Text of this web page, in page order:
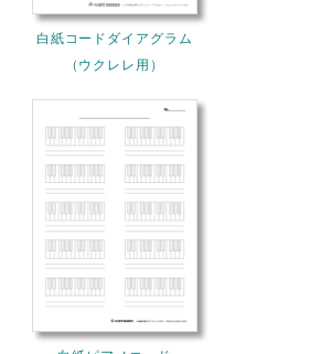
白紙コードダイアグラム
（ウクレレ用）